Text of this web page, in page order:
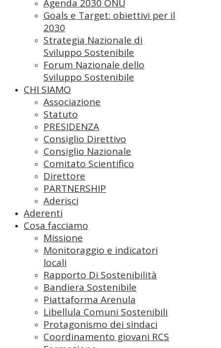
Agenda 2030 ONU
Goals e Target: obiettivi per il
2030
Strategia Nazionale di
Sviluppo Sostenibile
Forum Nazionale dello
Sviluppo Sostenibile
CHI SIAMO
Associazione
Statuto
PRESIDENZA
Consiglio Direttivo
Consiglio Nazionale
Comitato Scientifico
Direttore
PARTNERSHIP
Aderisci
Aderenti
Cosa facciamo
Missione
Monitoraggio e indicatori
locali
Rapporto Di Sostenibilità
Bandiera Sostenibile
Piattaforma Arenula
Libellula Comuni Sostenibili
Protagonismo dei sindaci
Coordinamento giovani RCS